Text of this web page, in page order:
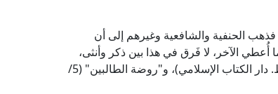
فذهب الحنفية والشافعية وغيرهم إلى أن
أُعطي الآخر، لا فَرق في هذا بين ذكر وأنثى،
فتُعطَى الأنثى مثل ما يُعطَى الذَّكَر. انظر: "بدائع الصنائع" (6/ 127، ط. دار الكتاب الإسلامي)، و"روضة الطالبين" (5/